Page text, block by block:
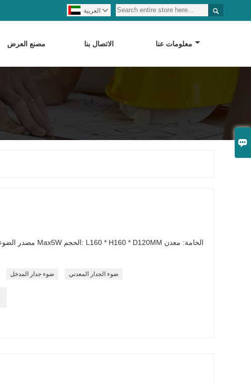

 العربية 
مصنع العرض الاتصال بنا معلومات عنا
ضوء جدار المدخل ضوء الجدار المعدني